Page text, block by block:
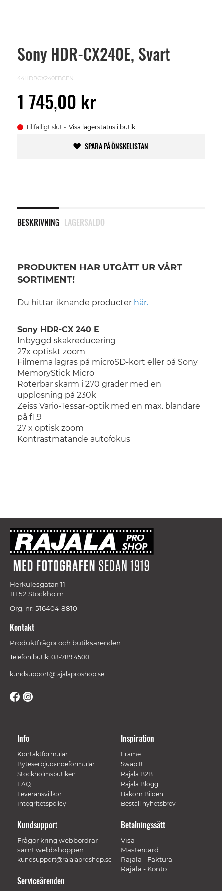
Sony HDR-CX240E, Svart
44HDRCX240EBCEN
1 745,00 kr
Tillfälligt slut Visa lagerstatus i butik
SPARA PÅ ÖNSKELISTAN
BESKRIVNING
PRODUKTEN HAR UTGÅTT UR VÅRT
SORTIMENT!
Du hittar liknande producter här.
Sony HDR-CX 240 E
Inbyggd skakreducering
27x optiskt zoom
Filmerna lagras på microSD-kort eller på Sony
MemoryStick Micro
Roterbar skärm i 270 grader med en
upplösning på 230k
Zeiss Vario-Tessar-optik med en max. bländare
på f1,9
27 x optisk zoom
Kontrastmätande autofokus
LAGERSALDO
Skip
images
Herkulesgatan 11
111 52 Stockholm
Org. nr: 516404-8810
Kontakt
Produktfrågor och butiksärenden
Telefon butik: 08-789 4500
kundsupport@rajalaproshop.se
Info
Kontaktformulär
Byteserbjudandeformulär
Stockholmsbutiken
FAQ
Leveransvillkor
Integritetspolicy
Inspiration
Frame
Swap It
Rajala B2B
Rajala Blogg
Bakom Bilden
Beställ nyhetsbrev
Betalningssätt
Visa
Mastercard
Rajala - Faktura
Rajala - Konto
Kundsupport
Frågor kring webbordrar
samt webbshoppen.
kundsupport@rajalaproshop.se
Serviceärenden